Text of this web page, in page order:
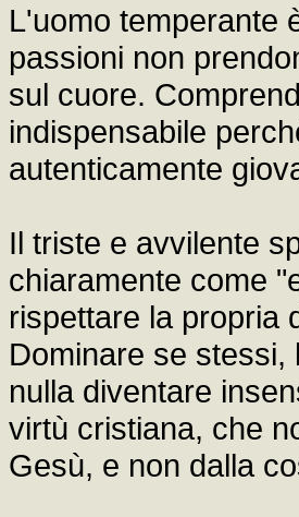
L'uomo temperante
passioni non
sul cuore.
indispensabile
autenticamente
Il triste e avvilente
chiaramente come
rispettare la propria
Dominare se stessi,
nulla diventare
virtù cristiana, che
Gesù, e non dalla